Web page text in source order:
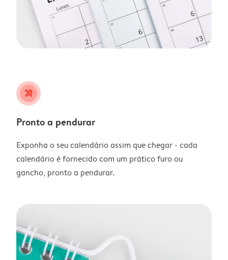
tools
Pronto a pendurar
Exponha o seu calendário assim que chegar - cada
calendário é fornecido com um prático furo ou
gancho, pronto a pendurar.